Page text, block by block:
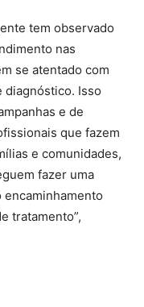
tem observado
nas
se atentado com
diagnóstico. Isso
e de
que fazem
e comunidades,
fazer uma
tratamento”,